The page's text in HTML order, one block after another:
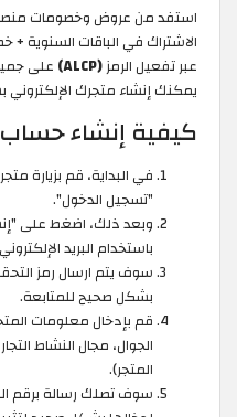
عبر تفعيل الرمز(ALCP)
على
يمكنك إنشاء متجرك
كيفية إنشاء
في البداية، قم بزيارة
"تسجيل الدخول".
وبعد ذلك، اضغط على
باستخدام البريد
سوف يتم ارسال رمز
بشكل صحيح للمتابعة.
قم بإدخال معلومات
الجوال، مجال النشاط
المتجر).
سوف تصلك رسالة برقم